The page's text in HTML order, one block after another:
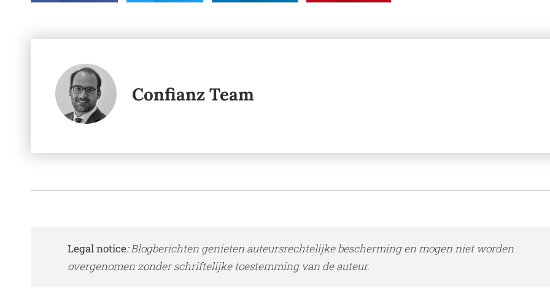
Confianz Team
Legal notice:Blogberichten genieten auteursrechtelijke bescherming en mogen niet worden
overgenomen zonder schriftelijke toestemming van de auteur.